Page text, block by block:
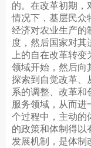
的。在改革初期，
情况下，基层民众
经济对农业生产的
度，然后国家对其
上的自在改革转
领域开始，然后向
探索到自觉改革、
系的调整、改革和
服务领域，从而进
个过程中，主动的
的政策和体制得以
发展机制，是体制